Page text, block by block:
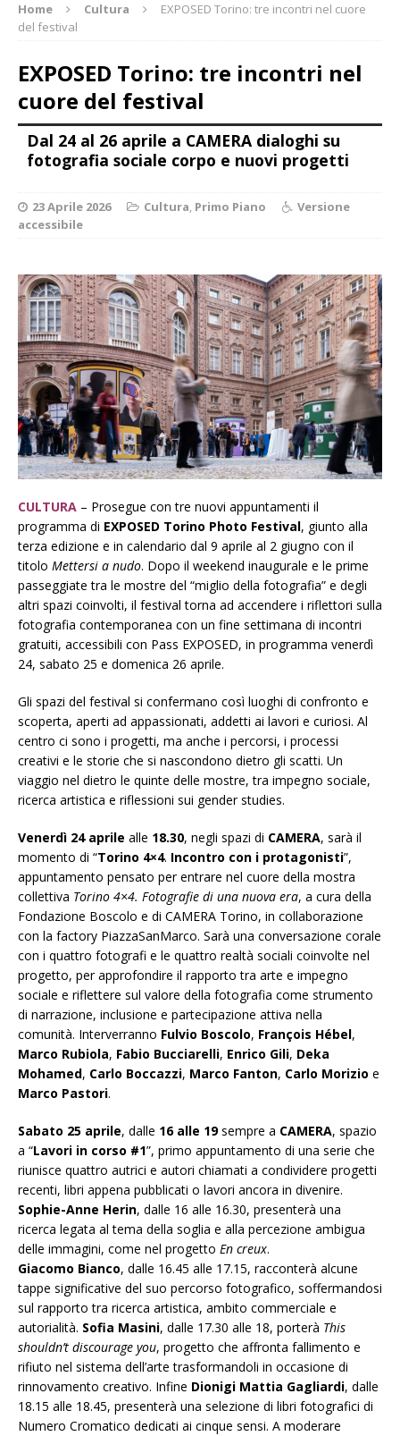
Home Cultura
EXPOSED Torino: tre incontri nel cuore
del festival
EXPOSED Torino: tre incontri nel
cuore del festival
Dal 24 al 26 aprile a CAMERA dialoghi su
fotografia sociale corpo e nuovi progetti
23 Aprile 2026 Cultura, Primo Piano
Versione
accessibile
CULTURA – Prosegue con tre nuovi appuntamenti il
programma di EXPOSED Torino Photo Festival, giunto alla
terza edizione e in calendario dal 9 aprile al 2 giugno con il
titolo Mettersi a nudo. Dopo il weekend inaugurale e le prime
passeggiate tra le mostre del “miglio della fotografia” e degli
altri spazi coinvolti, il festival torna ad accendere i riflettori sulla
fotografia contemporanea con un fine settimana di incontri
gratuiti, accessibili con Pass EXPOSED, in programma venerdì
24, sabato 25 e domenica 26 aprile.
Gli spazi del festival si confermano così luoghi di confronto e
scoperta, aperti ad appassionati, addetti ai lavori e curiosi. Al
centro ci sono i progetti, ma anche i percorsi, i processi
creativi e le storie che si nascondono dietro gli scatti. Un
viaggio nel dietro le quinte delle mostre, tra impegno sociale,
ricerca artistica e riflessioni sui gender studies.
Venerdì 24 aprile alle 18.30, negli spazi di CAMERA, sarà il
momento di “Torino 4×4. Incontro con i protagonisti”,
appuntamento pensato per entrare nel cuore della mostra
collettiva Torino 4×4. Fotografie di una nuova era, a cura della
Fondazione Boscolo e di CAMERA Torino, in collaborazione
con la factory PiazzaSanMarco. Sarà una conversazione corale
con i quattro fotografi e le quattro realtà sociali coinvolte nel
progetto, per approfondire il rapporto tra arte e impegno
sociale e riflettere sul valore della fotografia come strumento
di narrazione, inclusione e partecipazione attiva nella
comunità. Interverranno Fulvio Boscolo, François Hébel,
Marco Rubiola, Fabio Bucciarelli, Enrico Gili, Deka
Mohamed, Carlo Boccazzi, Marco Fanton, Carlo Morizio e
Marco Pastori.
Sabato 25 aprile, dalle 16 alle 19sempre a CAMERA, spazio
a “Lavori in corso #1”, primo appuntamento di una serie che
riunisce quattro autrici e autori chiamati a condividere progetti
recenti, libri appena pubblicati o lavori ancora in divenire.
Sophie-Anne Herin, dalle 16 alle 16.30, presenterà una
ricerca legata al tema della soglia e alla percezione ambigua
delle immagini, come nel progetto En creux.
Giacomo Bianco, dalle 16.45 alle 17.15, racconterà alcune
tappe significative del suo percorso fotografico, soffermandosi
sul rapporto tra ricerca artistica, ambito commerciale e
autorialità. Sofia Masini, dalle 17.30 alle 18, porterà This
shouldn’t discourage you, progetto che affronta fallimento e
rifiuto nel sistema dell’arte trasformandoli in occasione di
rinnovamento creativo. Infine Dionigi Mattia Gagliardi, dalle
18.15 alle 18.45, presenterà una selezione di libri fotografici di
Numero Cromatico dedicati ai cinque sensi. A moderare